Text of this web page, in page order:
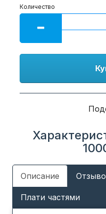
Количество
Описание
Плати частями